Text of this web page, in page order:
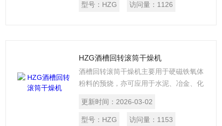
进风装置、排气除尘装置和预热窑体等组
型号： HZG 访问量： 1126
HZG酒槽回转滚筒干燥机
酒槽回转滚筒干燥机主要用于硬磁铁氧体
粉料的预烧，亦可应用于水泥、冶金、化
置、冷却管、燃油系统、电气控制、二次
进风装置、排气除尘装置和预热窑体等组
更新时间： 2026-03-02
型号： HZG 访问量： 1153